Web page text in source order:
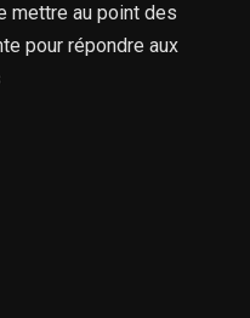
mettre au point des
pour répondre aux